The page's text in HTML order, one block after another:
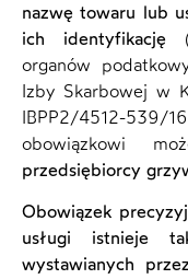
nazwę towaru lub
ich identyfikację
organów
Izby Skarbowej w
IBPP2/4512-
obowiązkowi
przedsiębiorcy
Obowiązek
usługi istnieje
wystawianych